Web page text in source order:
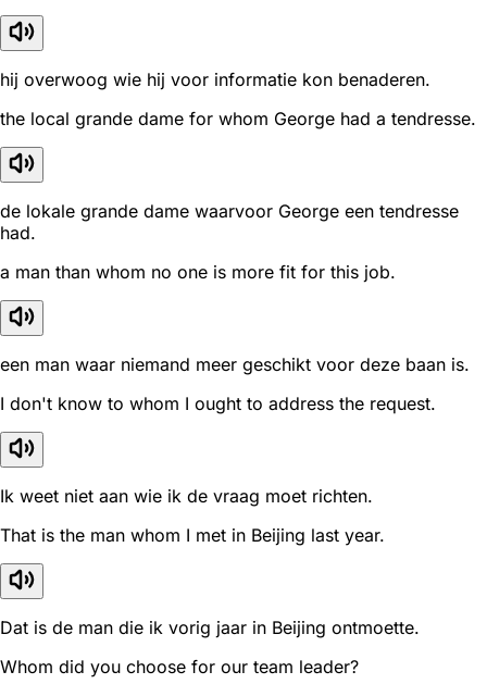
hij overwoog wie hij voor informatie kon benaderen.
the local grande dame for whom George had a tendresse.
de lokale grande dame waarvoor George een tendresse
had.
a man than whom no one is more fit for this job.
een man waar niemand meer geschikt voor deze baan is.
I don't know to whom I ought to address the request.
Ik weet niet aan wie ik de vraag moet richten.
That is the man whom I met in Beijing last year.
Dat is de man die ik vorig jaar in Beijing ontmoette.
Whom did you choose for our team leader?